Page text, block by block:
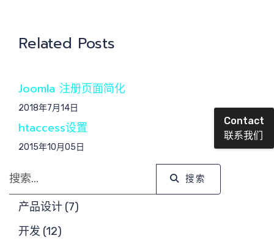
提交需
求
搜索
Related Posts
Joomla 注册页面简化
2018年7月14日
htaccess设置
2015年10月05日
搜索
搜索
产品设计 (7)
开发 (12)
Contact
联系我们